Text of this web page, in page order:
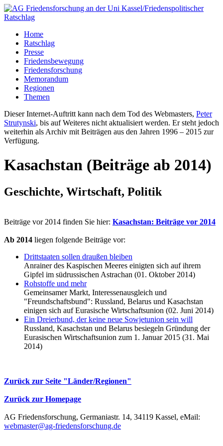
Home
Ratschlag
Presse
Friedensbewegung
Friedensforschung
Memorandum
Regionen
Themen
Dieser Internet-Auftritt kann nach dem Tod des Webmasters, Peter
Strutynski, bis auf Weiteres nicht aktualisiert werden. Er steht jedoch
weiterhin als Archiv mit Beiträgen aus den Jahren 1996 – 2015 zur
Verfügung.
Kasachstan (Beiträge ab 2014)
Geschichte, Wirtschaft, Politik
Beiträge vor 2014 finden Sie hier: Kasachstan: Beiträge vor 2014
Ab 2014 liegen folgende Beiträge vor:
Drittstaaten sollen draußen bleiben
Anrainer des Kaspischen Meeres einigten sich auf ihrem
Gipfel im südrussischen Astrachan (01. Oktober 2014)
Rohstoffe und mehr
Gemeinsamer Markt, Interessenausgleich und
"Freundschaftsbund": Russland, Belarus und Kasachstan
einigen sich auf Eurasische Wirtschaftsunion (02. Juni 2014)
Ein Dreierbund, der keine neue Sowjetunion sein will
Russland, Kasachstan und Belarus besiegeln Gründung der
Eurasischen Wirtschaftsunion zum 1. Januar 2015 (31. Mai
2014)
Zurück zur Seite "Länder/Regionen"
Zurück zur Homepage
AG Friedensforschung, Germaniastr. 14, 34119 Kassel, eMail:
webmaster@ag-friedensforschung.de